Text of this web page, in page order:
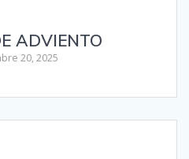
ADVIENTO
20, 2025